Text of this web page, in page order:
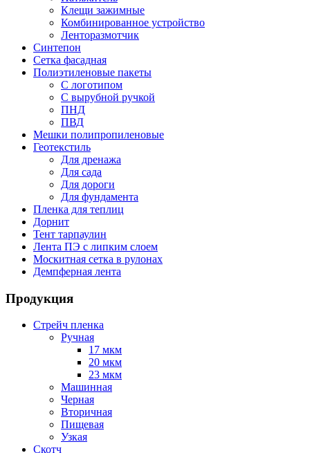
Клещи зажимные
Комбинированное устройство
Ленторазмотчик
Синтепон
Сетка фасадная
Полиэтиленовые пакеты
С логотипом
С вырубной ручкой
ПНД
ПВД
Мешки полипропиленовые
Геотекстиль
Для дренажа
Для сада
Для дороги
Для фундамента
Пленка для теплиц
Дорнит
Тент тарпаулин
Лента ПЭ с липким слоем
Москитная сетка в рулонах
Демпферная лента
Продукция
Стрейч пленка
Ручная
17 мкм
20 мкм
23 мкм
Машинная
Черная
Вторичная
Пищевая
Узкая
Скотч